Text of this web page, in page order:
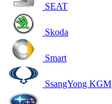
SEAT
Skoda
Smart
SsangYong KGM